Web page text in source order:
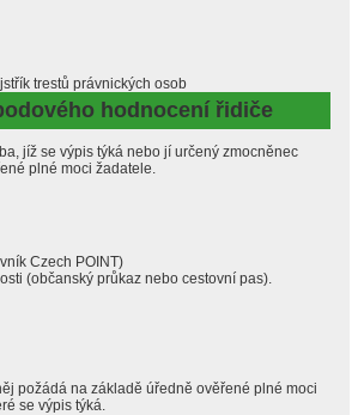
trestů právnických osob
hodnocení řidiče
jíž se výpis týká nebo jí určený zmocněnec
plné moci žadatele.
Czech POINT)
(občanský průkaz nebo cestovní pas).
požádá na základě úředně ověřené plné moci
se výpis týká.